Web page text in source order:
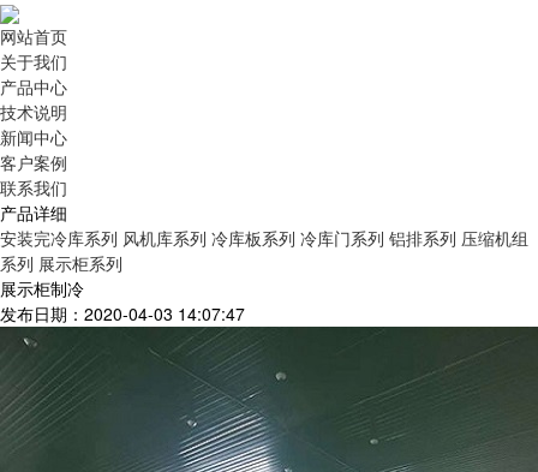
网站首页
关于我们
产品中心
技术说明
新闻中心
客户案例
联系我们
产品详细
安装完冷库系列 风机库系列 冷库板系列 冷库门系列 铝排系列 压缩机组
系列 展示柜系列
展示柜制冷
发布日期：2020-04-03 14:07:47